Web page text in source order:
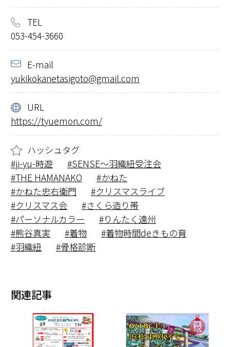
TEL
053-454-3660
E-mail
yukikokanetasigoto@gmail.com
URL
https://tyuemon.com/
ハッシュタグ
ji-yu-時遊
SENSE～羽織紐受注会
THE HAMANAKO
かねた
かねた忠右衛門
クリスマスライブ
クリスマス会
さくら造り帯
パーソナルカラー
りんたく遠州
熊谷真実
着物
着物時間deきもの育
羽織紐
骨格診断
関連記事